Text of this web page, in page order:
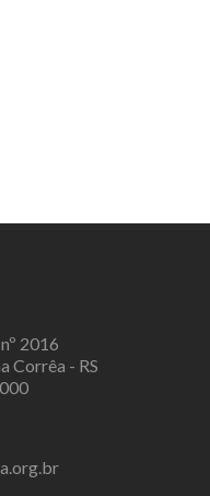
2016
Corrêa - RS